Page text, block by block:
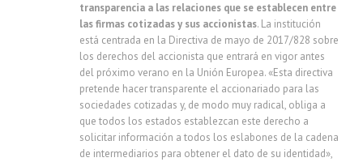
transparencia a las relaciones que se establecen entre
las firmas cotizadas y sus accionistas. La institución
está centrada en la Directiva de mayo de 2017/828 sobre
los derechos del accionista que entrará en vigor antes
del próximo verano en la Unión Europea. «Esta directiva
pretende hacer transparente el accionariado para las
sociedades cotizadas y, de modo muy radical, obliga a
que todos los estados establezcan este derecho a
solicitar información a todos los eslabones de la cadena
de intermediarios para obtener el dato de su identidad»,